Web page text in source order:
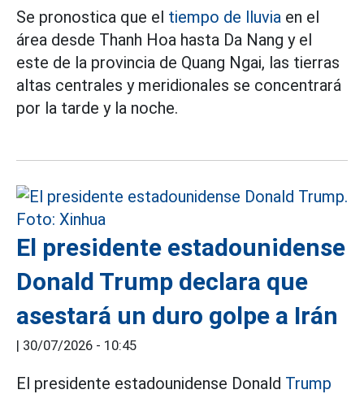
Se pronostica que el tiempo de lluvia en el
área desde Thanh Hoa hasta Da Nang y el
este de la provincia de Quang Ngai, las tierras
altas centrales y meridionales se concentrará
por la tarde y la noche.
El presidente estadounidense
Donald Trump declara que
asestará un duro golpe a Irán
| 30/07/2026 - 10:45
El presidente estadounidense Donald Trump